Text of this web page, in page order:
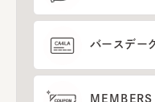
バースデー